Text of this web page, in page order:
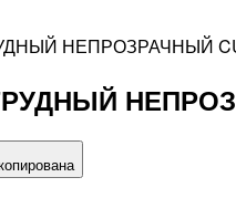
НЕПРОЗРАЧНЫЙ